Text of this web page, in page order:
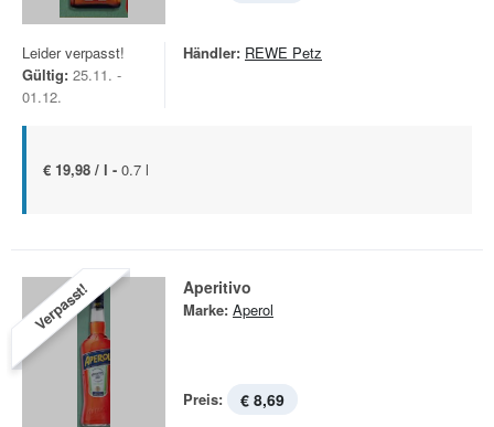
Leider verpasst!
Gültig: 25.11. -
01.12.
Händler: REWE Petz
€ 19,98 / l - 0.7 l
Verpasst! Aperitivo
Marke: Aperol
Preis: € 8,69